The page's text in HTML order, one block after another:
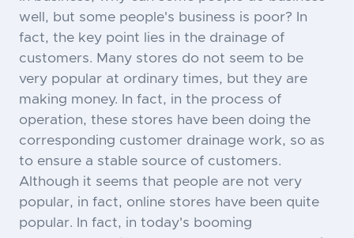
well, but some people's business is poor? In
fact, the key point lies in the drainage of
customers. Many stores do not seem to be
very popular at ordinary times, but they are
making money. In fact, in the process of
operation, these stores have been doing the
corresponding customer drainage work, so as
to ensure a stable source of customers.
Although it seems that people are not very
popular, in fact, online stores have been quite
popular. In fact, in today's booming